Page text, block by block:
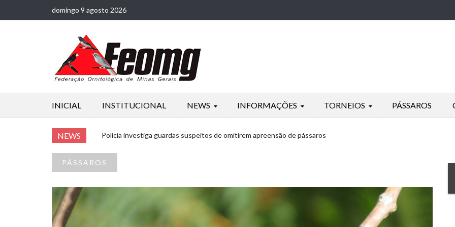
domingo 9 agosto 2026
INICIAL INSTITUCIONAL NEWS INFORMAÇÕES TORNEIOS PÁSSAROS
NEWS Polícia investiga guardas suspeitos de omitirem apreensão de pássaros
PÁSSAROS